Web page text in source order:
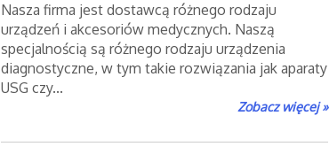
Nasza firma jest dostawcą różnego rodzaju
urządzeń i akcesoriów medycznych. Naszą
specjalnością są różnego rodzaju urządzenia
diagnostyczne, w tym takie rozwiązania jak aparaty
USG czy...
Zobacz więcej »